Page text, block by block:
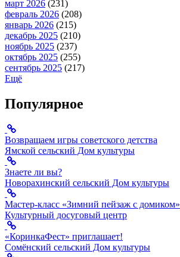
март 2026 (231)
февраль 2026 (208)
январь 2026 (215)
декабрь 2025 (210)
ноябрь 2025 (237)
октябрь 2025 (255)
сентябрь 2025 (217)
Ещё
Популярное
Возвращаем игры советского детства
Ямской сельский Дом культуры
Знаете ли вы?
Новорахинский сельский Дом культуры
Мастер-класс «Зимний пейзаж с домиком»
Культурный досуговый центр
«КоринкаФест» приглашает!
Сомёнский сельский Дом культуры